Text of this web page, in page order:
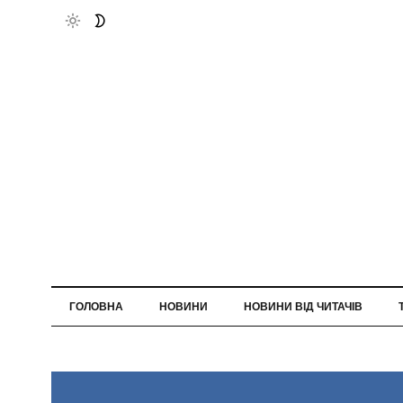
ГОЛОВНА НОВИНИ НОВИНИ ВІД ЧИТАЧІВ